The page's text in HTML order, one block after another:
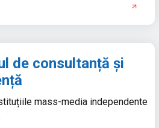
de consultanță și
mass-media independente